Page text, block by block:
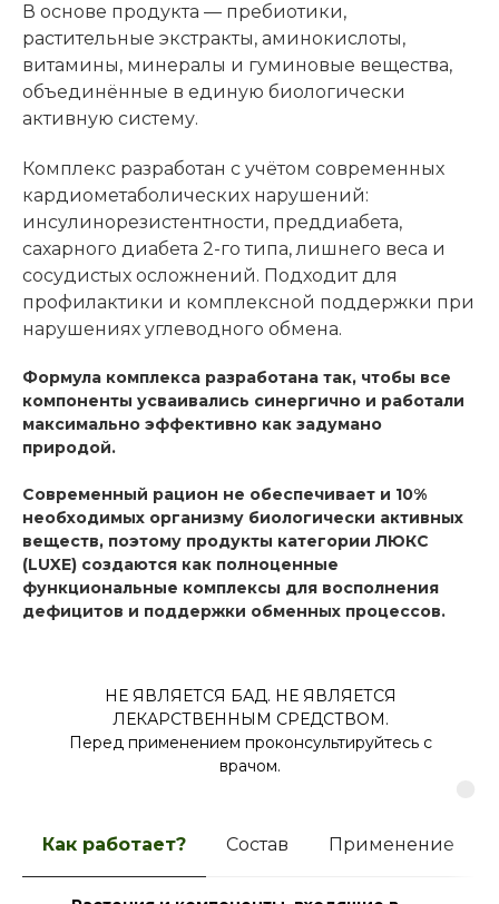
В основе продукта — пребиотики,
растительные экстракты, аминокислоты,
витамины, минералы и гуминовые вещества,
объединённые в единую биологически
активную систему.
Комплекс разработан с учётом современных
кардиометаболических нарушений:
инсулинорезистентности, преддиабета,
сахарного диабета 2-го типа, лишнего веса и
сосудистых осложнений. Подходит для
профилактики и комплексной поддержки при
нарушениях углеводного обмена.
Формула комплекса разработана так, чтобы все
компоненты усваивались синергично и работали
максимально эффективно как задумано
природой.
Современный рацион не обеспечивает и 10%
необходимых организму биологически активных
веществ, поэтому продукты категории ЛЮКС
(LUXE) создаются как полноценные
функциональные комплексы для восполнения
дефицитов и поддержки обменных процессов.
НЕ ЯВЛЯЕТСЯ БАД. НЕ ЯВЛЯЕТСЯ
ЛЕКАРСТВЕННЫМ СРЕДСТВОМ.
Перед применением проконсультируйтесь с
врачом.
Как работает? Состав Применение